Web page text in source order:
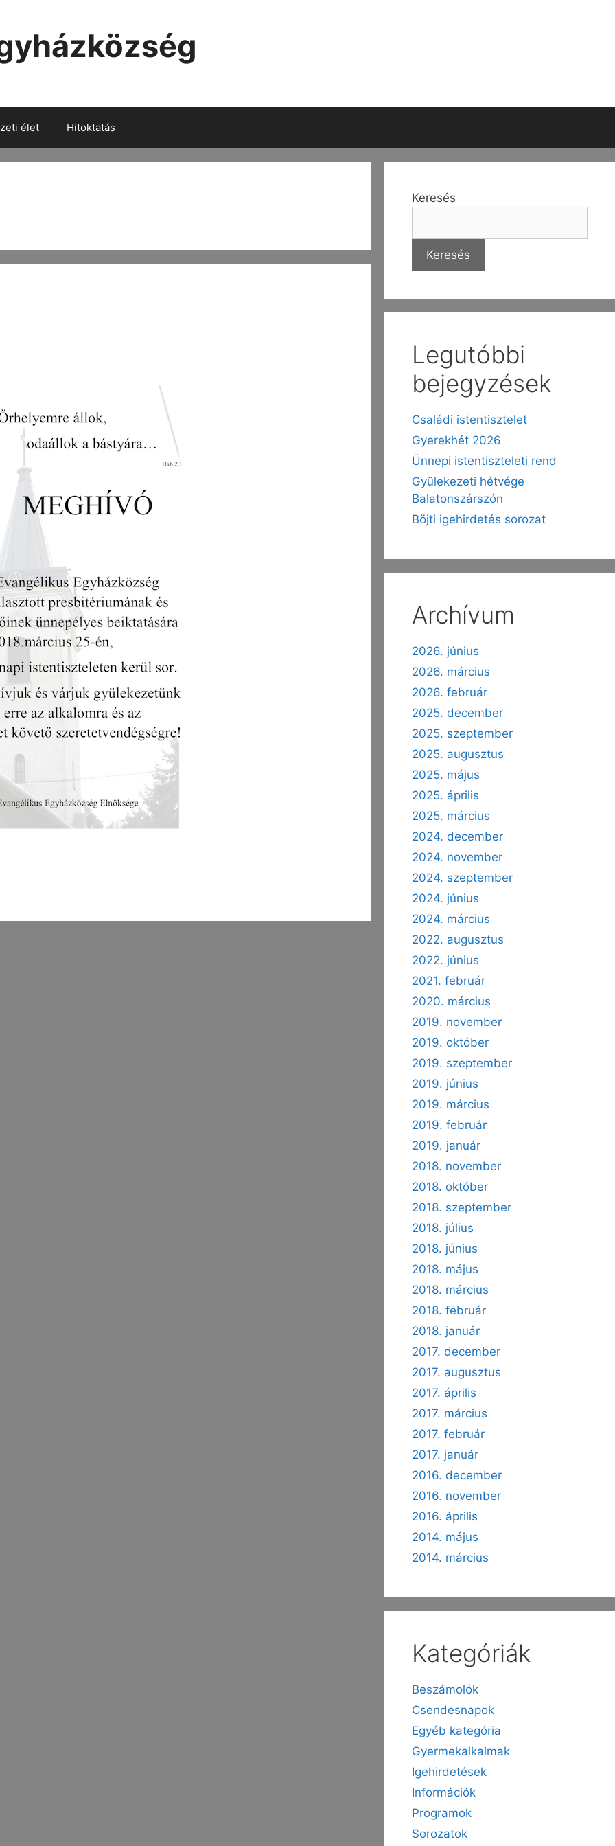
élet Hitoktatás
Keresés
Keresés
Legutóbbi
bejegyzések
Családi istentisztelet
Gyerekhét 2026
Ünnepi istentiszteleti rend
Gyülekezeti hétvége
Balatonszárszón
Böjti igehirdetés sorozat
Archívum
2026. június
2026. március
2026. február
2025. december
2025. szeptember
2025. augusztus
2025. május
2025. április
2025. március
2024. december
2024. november
2024. szeptember
2024. június
2024. március
2022. augusztus
2022. június
2021. február
2020. március
2019. november
2019. október
2019. szeptember
2019. június
2019. március
2019. február
2019. január
2018. november
2018. október
2018. szeptember
2018. július
2018. június
2018. május
2018. március
2018. február
2018. január
2017. december
2017. augusztus
2017. április
2017. március
2017. február
2017. január
2016. december
2016. november
2016. április
2014. május
2014. március
Kategóriák
Beszámolók
Csendesnapok
Egyéb kategória
Gyermekalkalmak
Igehirdetések
Információk
Programok
Sorozatok